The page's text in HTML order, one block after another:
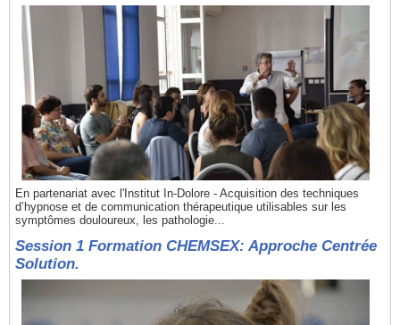
En partenariat avec l'Institut In-Dolore - Acquisition des techniques
d’hypnose et de communication thérapeutique utilisables sur les
symptômes douloureux, les pathologie...
Session 1 Formation CHEMSEX: Approche Centrée
Solution.